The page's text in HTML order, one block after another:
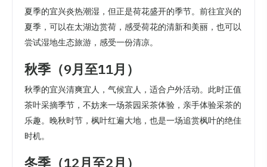
夏季的宜兴炎热潮湿，但正是荷花盛开的季节。前往宜兴的
夏季，可以在太湖边赏荷，感受荷花的清新和美丽，也可以
尝试湿地生态旅游，感受一份清凉。
秋季（9月至11月）
秋季的宜兴清爽宜人，气候宜人，适合户外活动。此时正值
茶叶采摘季节，不妨来一场茶园采茶体验，亲手体验采茶的
乐趣。晚秋时节，枫叶红遍大地，也是一场追赏枫叶的绝佳
时机。
冬季（12月至2月）